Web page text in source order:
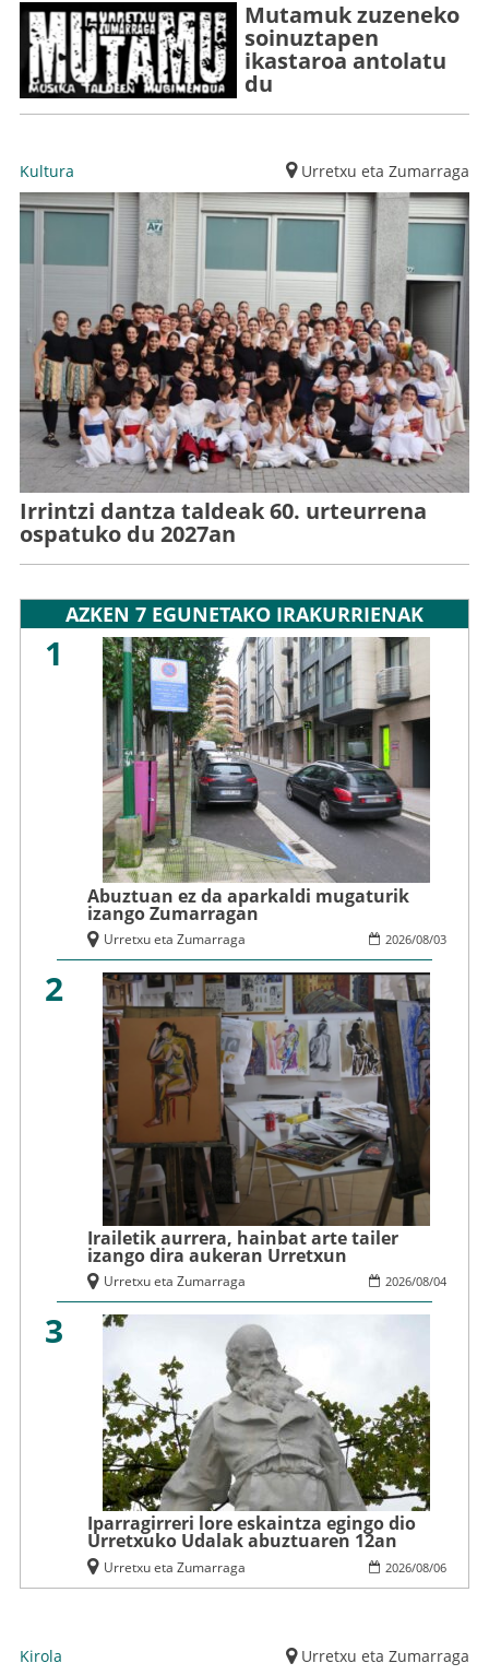
Mutamuk zuzeneko
soinuztapen
ikastaroa antolatu
du
Kultura Urretxu eta Zumarraga
Irrintzi dantza taldeak 60. urteurrena
ospatuko du 2027an
AZKEN 7 EGUNETAKO IRAKURRIENAK
1
Abuztuan ez da aparkaldi mugaturik
izango Zumarragan
2026/08/03
Urretxu eta Zumarraga
2
Irailetik aurrera, hainbat arte tailer
izango dira aukeran Urretxun
2026/08/04
Urretxu eta Zumarraga
3
Iparragirreri lore eskaintza egingo dio
Urretxuko Udalak abuztuaren 12an
2026/08/06
Urretxu eta Zumarraga
Kirola Urretxu eta Zumarraga